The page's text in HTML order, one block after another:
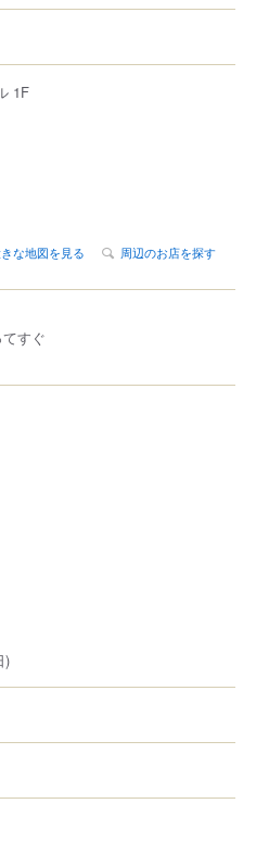
1F
な地図を見る 周辺のお店を探す
すぐ
)